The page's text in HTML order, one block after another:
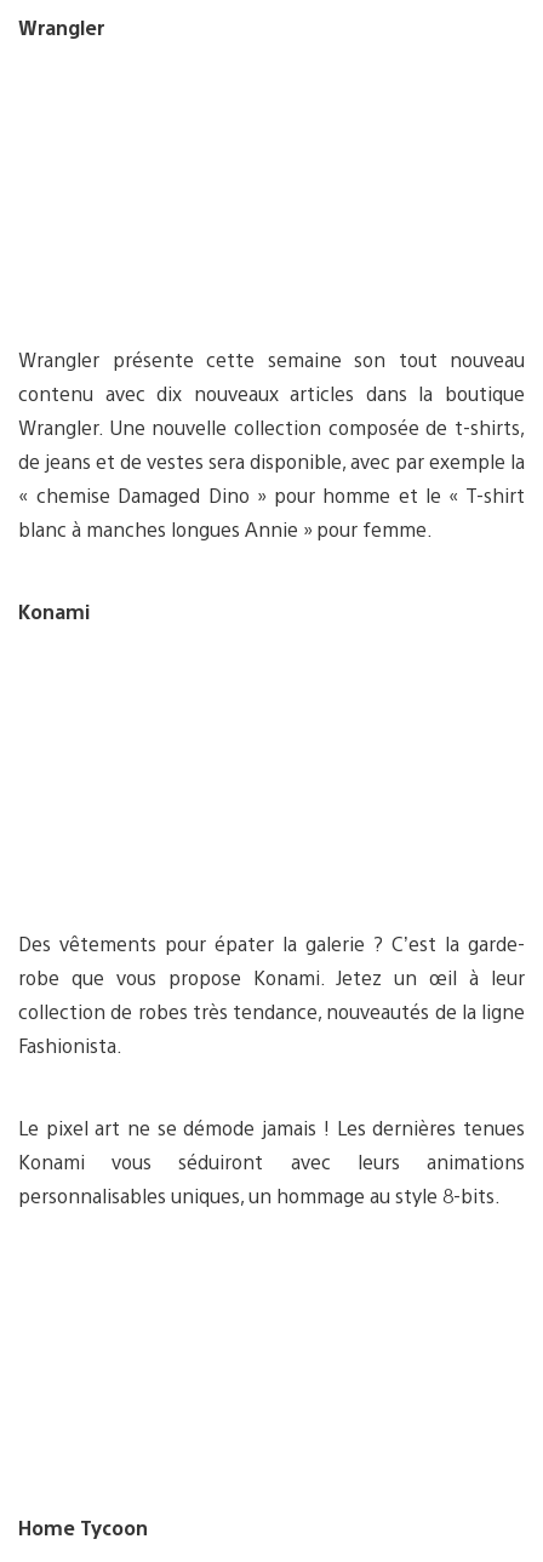
Wrangler
Wrangler présente cette semaine son tout nouveau
contenu avec dix nouveaux articles dans la boutique
Wrangler. Une nouvelle collection composée de t-shirts,
de jeans et de vestes sera disponible, avec par exemple la
« chemise Damaged Dino » pour homme et le « T-shirt
blanc à manches longues Annie » pour femme.
Konami
Des vêtements pour épater la galerie ? C’est la garde-
robe que vous propose Konami. Jetez un œil à leur
collection de robes très tendance, nouveautés de la ligne
Fashionista.
Le pixel art ne se démode jamais ! Les dernières tenues
Konami vous séduiront avec leurs animations
personnalisables uniques, un hommage au style 8-bits.
Home Tycoon